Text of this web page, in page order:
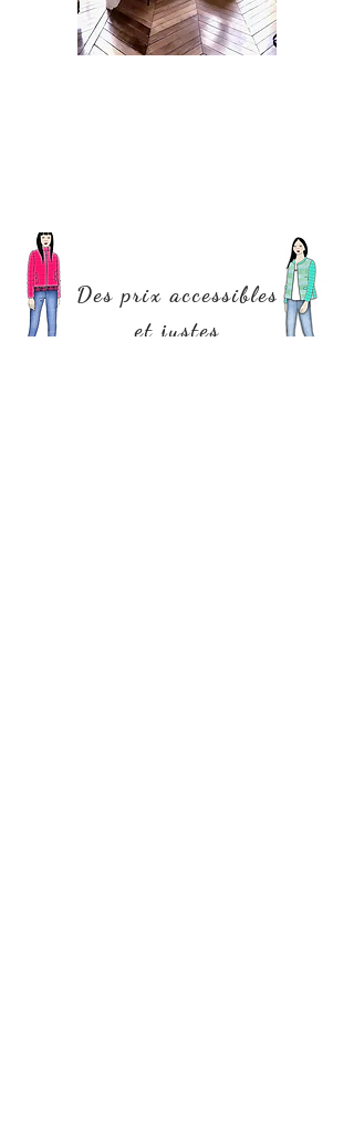
Des prix accessibles
et justes